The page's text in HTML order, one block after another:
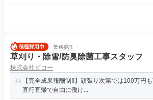
業務委託
草刈り・除雪/防臭除菌工事スタッフ
株式会社ビコー
【完全成果報酬制!!】頑張り次第では100万円
直行直帰で自由に働け...